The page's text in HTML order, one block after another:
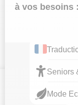
Ce site est